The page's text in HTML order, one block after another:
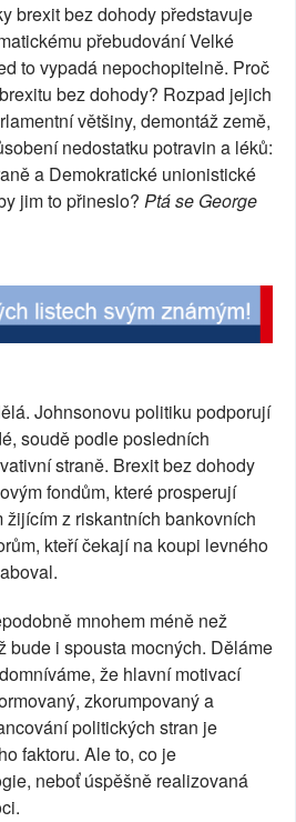
brexit bez dohody představuje
přebudování Velké
to vypadá nepochopitelně. Proč
bez dohody? Rozpad jejich
většiny, demontáž země,
nedostatku potravin a léků:
a Demokratické unionistické
jim to přineslo? Ptá se George
Johnsonovu politiku podporují
soudě podle posledních
straně. Brexit bez dohody
fondům, které prosperují
žijícím z riskantních bankovních
kteří čekají na koupi levného
mnohem méně než
bude i spousta mocných. Děláme
že hlavní motivací
zkorumpovaný a
politických stran je
faktoru. Ale to, co je
neboť úspěšně realizovaná